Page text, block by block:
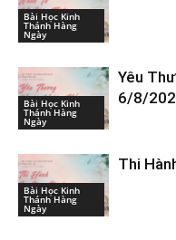
Bài Học Kinh
Thánh Hàng
Ngày
Bài Học Kinh
Thánh Hàng
Ngày
Yêu
6/8/
Bài Học Kinh
Thánh Hàng
Ngày
Thi